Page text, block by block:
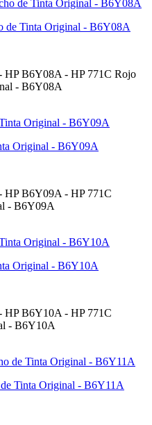
de Tinta Original - B6Y08A
HP B6Y08A - HP 771C Rojo
- B6Y08A
Original - B6Y09A
HP B6Y09A - HP 771C
- B6Y09A
Original - B6Y10A
HP B6Y10A - HP 771C
- B6Y10A
Tinta Original - B6Y11A